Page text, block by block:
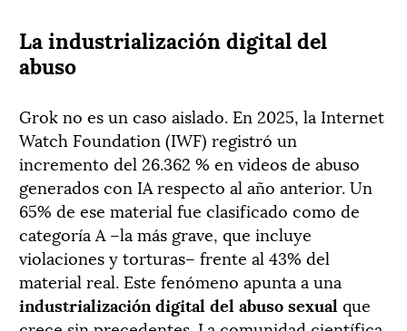
La industrialización digital del
abuso
Grok no es un caso aislado. En 2025, la Internet
Watch Foundation (IWF) registró un
incremento del 26.362 % en videos de abuso
generados con IA respecto al año anterior. Un
65% de ese material fue clasificado como de
categoría A –la más grave, que incluye
violaciones y torturas– frente al 43% del
material real. Este fenómeno apunta a una
industrialización digital del abuso sexual que